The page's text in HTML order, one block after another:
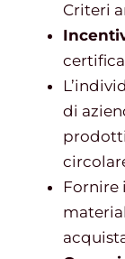
Criteri
di
Fornire